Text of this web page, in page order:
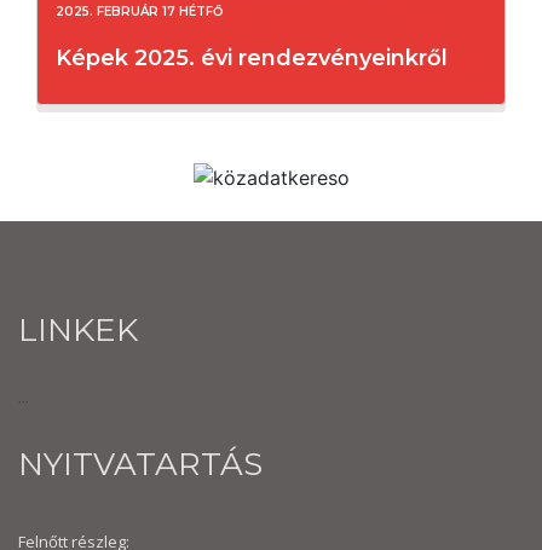
2025. FEBRUÁR 17 HÉTFŐ
Képek 2025. évi rendezvényeinkről
LINKEK
NYITVATARTÁS
Felnőtt részleg: